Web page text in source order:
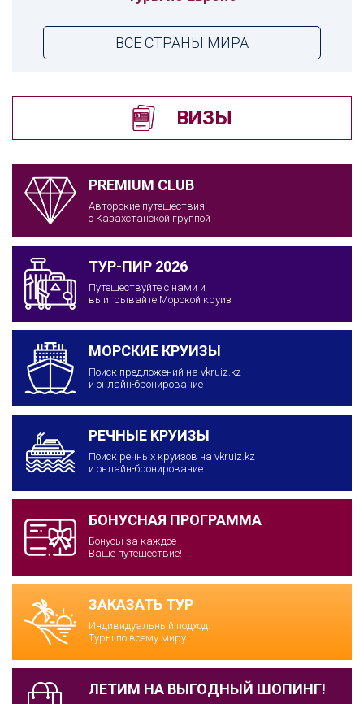
ВСЕ СТРАНЫ МИРА
ВИЗЫ
PREMIUM CLUB
Авторские путешествия
с Казахстанской группой
ТУР-ПИР 2026
Путешествуйте с нами и
выигрывайте Морской круиз
МОРСКИЕ КРУИЗЫ
Поиск предложений на vkruiz.kz
и онлайн-бронирование
РЕЧНЫЕ КРУИЗЫ
Поиск речных круизов на vkruiz.kz
и онлайн-бронирование
БОНУСНАЯ ПРОГРАММА
Бонусы за каждое
Ваше путешествие!
ЗАКАЗАТЬ ТУР
Индивидуальный подход.
Туры по всему миру
ЛЕТИМ НА ВЫГОДНЫЙ ШОПИНГ!